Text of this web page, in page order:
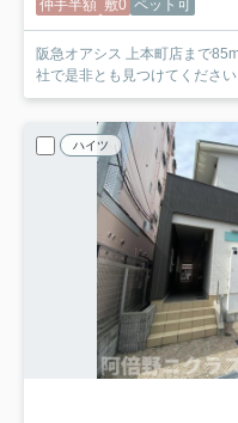
仲手半額 敷0 ペット可
阪急オアシス 上本町店まで
社で是非とも見つけてくださ
ハイツ